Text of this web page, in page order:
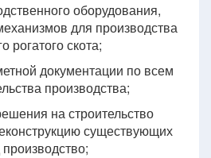
оборудования,
для производства
рогатого скота;
документации по всем
производства;
на строительство
существующих